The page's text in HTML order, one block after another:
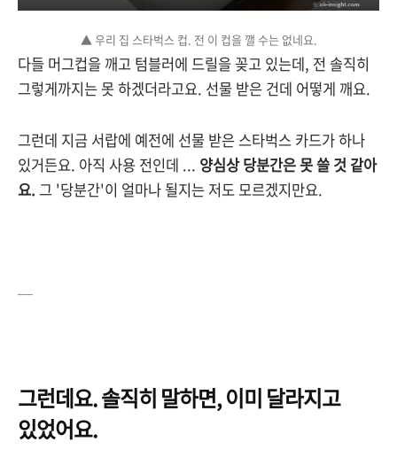
▲ 우리 집 스타벅스 컵. 전 이 컵을 깰 수는 없네요.
다들 머그컵을 깨고 텀블러에 드릴을 꽂고 있는데, 전 솔직히
그렇게까지는 못 하겠더라고요. 선물 받은 건데 어떻게 깨요.
그런데 지금 서랍에 예전에 선물 받은 스타벅스 카드가 하나
있거든요. 아직 사용 전인데 ... 양심상 당분간은 못 쓸 것 같아
요. 그 '당분간'이 얼마나 될지는 저도 모르겠지만요.
—
그런데요. 솔직히 말하면, 이미 달라지고
있었어요.